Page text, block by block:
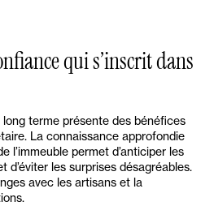
qui s’inscrit dans
long terme présente des bénéfices
La connaissance approfondie
l’immeuble permet d’anticiper les
d’éviter les surprises désagréables.
avec les artisans et la